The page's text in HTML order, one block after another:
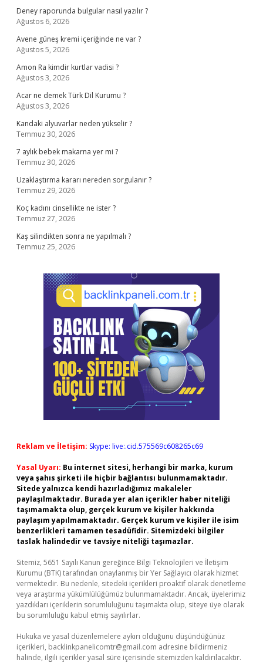
Deney raporunda bulgular nasıl yazılır ?
Ağustos 6, 2026
Avene güneş kremi içeriğinde ne var ?
Ağustos 5, 2026
Amon Ra kimdir kurtlar vadisi ?
Ağustos 3, 2026
Acar ne demek Türk Dil Kurumu ?
Ağustos 3, 2026
Kandaki alyuvarlar neden yükselir ?
Temmuz 30, 2026
7 aylık bebek makarna yer mi ?
Temmuz 30, 2026
Uzaklaştırma kararı nereden sorgulanır ?
Temmuz 29, 2026
Koç kadını cinsellikte ne ister ?
Temmuz 27, 2026
Kaş silindikten sonra ne yapılmalı ?
Temmuz 25, 2026
Reklam ve İletişim: Skype: live:.cid.575569c608265c69
Yasal Uyarı: Bu internet sitesi, herhangi bir marka, kurum
veya şahıs şirketi ile hiçbir bağlantısı bulunmamaktadır.
Sitede yalnızca kendi hazırladığımız makaleler
paylaşılmaktadır. Burada yer alan içerikler haber niteliği
taşımamakta olup, gerçek kurum ve kişiler hakkında
paylaşım yapılmamaktadır. Gerçek kurum ve kişiler ile isim
benzerlikleri tamamen tesadüfidir. Sitemizdeki bilgiler
taslak halindedir ve tavsiye niteliği taşımazlar.
Sitemiz, 5651 Sayılı Kanun gereğince Bilgi Teknolojileri ve İletişim
Kurumu (BTK) tarafından onaylanmış bir Yer Sağlayıcı olarak hizmet
vermektedir. Bu nedenle, sitedeki içerikleri proaktif olarak denetleme
veya araştırma yükümlülüğümüz bulunmamaktadır. Ancak, üyelerimiz
yazdıkları içeriklerin sorumluluğunu taşımakta olup, siteye üye olarak
bu sorumluluğu kabul etmiş sayılırlar.
Hukuka ve yasal düzenlemelere aykırı olduğunu düşündüğünüz
içerikleri, backlinkpanelicomtr@gmail.com adresine bildirmeniz
halinde, ilgili içerikler yasal süre içerisinde sitemizden kaldırılacaktır.